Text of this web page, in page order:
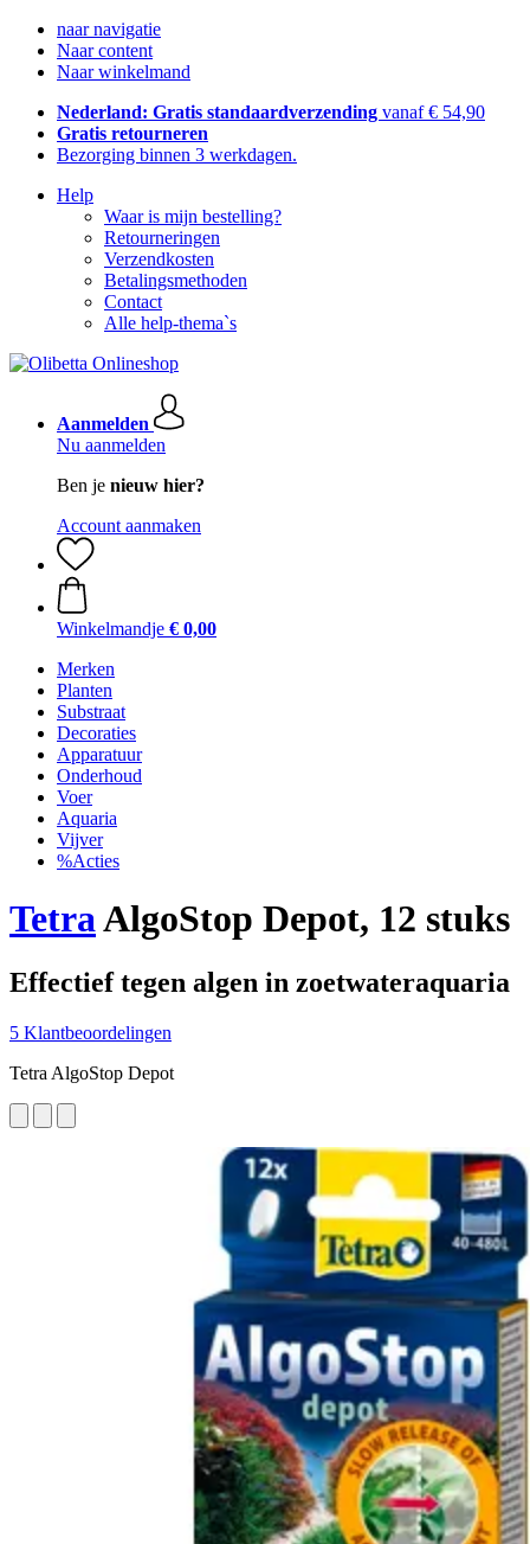
naar navigatie
Naar content
Naar winkelmand
Nederland: Gratis standaardverzending vanaf € 54,90
Gratis retourneren
Bezorging binnen 3 werkdagen.
Help
Waar is mijn bestelling?
Retourneringen
Verzendkosten
Betalingsmethoden
Contact
Alle help-thema`s
Aanmelden
Nu aanmelden
Ben je nieuw hier?
Account aanmaken
Winkelmandje € 0,00
Merken
Planten
Substraat
Decoraties
Apparatuur
Onderhoud
Voer
Aquaria
Vijver
%Acties
TetraAlgoStop Depot, 12 stuks
Effectief tegen algen in zoetwateraquaria
5 Klantbeoordelingen
Tetra AlgoStop Depot